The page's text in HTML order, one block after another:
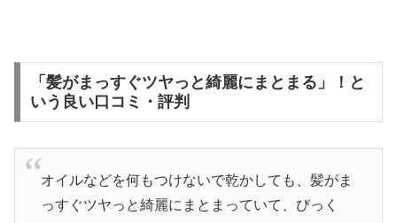
「髪がまっすぐツヤっと綺麗にまとまる」！と
いう良い口コミ・評判
オイルなどを何もつけないで乾かしても、髪がま
っすぐツヤっと綺麗にまとまっていて、びっく